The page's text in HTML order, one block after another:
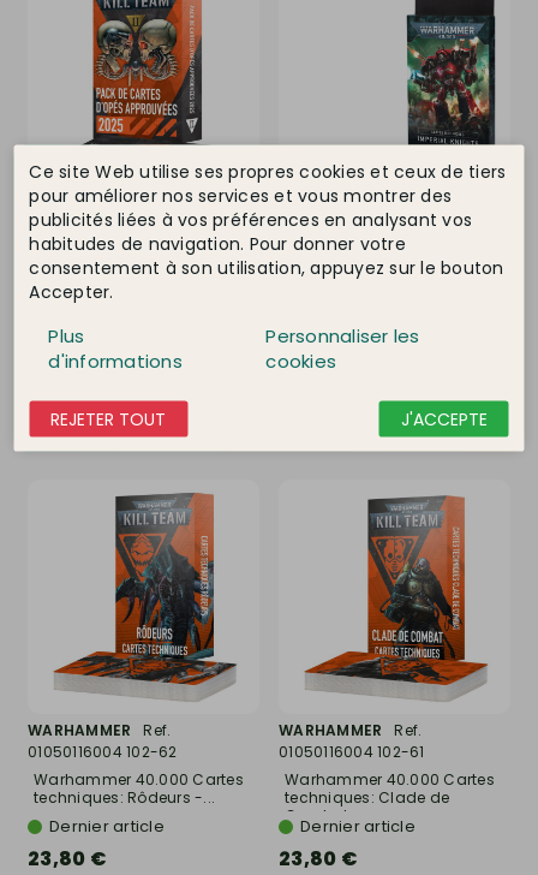
WARHAMMER Ref. 01 05 01 99
060 102-63
Warhammer 40.000 Kill
team: Pack de cartes
d'Opés...
19,90 €
DÉTAIL
WARHAMMER Ref. 01 05 01 08
012 54-02
Warhammer 40.000 Cartes
techniques, Imperial
20,50 €
DÉTAIL
WARHAMMER
Ref.
01050116004 102-62
Warhammer 40.000 Cartes
techniques: Rôdeurs -...
Dernier article
23,80 €
WARHAMMER
Ref.
01050116004 102-61
Warhammer 40.000 Cartes
techniques: Clade de
Combat...
Dernier article
23,80 €
Ce site Web utilise ses propres cookies et ceux de tiers
pour améliorer nos services et vous montrer des
publicités liées à vos préférences en analysant vos
habitudes de navigation. Pour donner votre
consentement à son utilisation, appuyez sur le bouton
Accepter.
Plus
d'informations
Personnaliser les
cookies
REJETER TOUT J'ACCEPTE